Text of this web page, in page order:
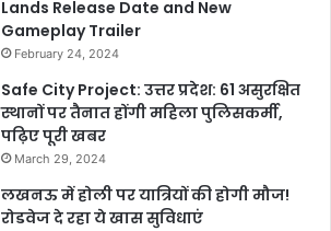
Lands Release Date and New
Gameplay Trailer
February 24, 2024
Safe City Project: उत्तर प्रदेश: 61 असुरक्षित
स्थानों पर तैनात होंगी महिला पुलिसकर्मी,
पढ़िए पूरी खबर
March 29, 2024
लखनऊ में होली पर यात्रियों की होगी मौज!
रोडवेज दे रहा ये खास सुविधाएं